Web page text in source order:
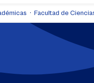
Facultad de